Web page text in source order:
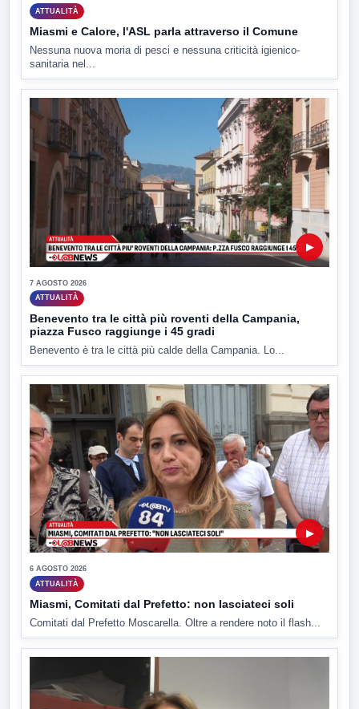
ATTUALITÀ
Miasmi e Calore, l'ASL parla attraverso il Comune
Nessuna nuova moria di pesci e nessuna criticità igienico-
sanitaria nel...
▶
7 AGOSTO 2026
ATTUALITÀ
Benevento tra le città più roventi della Campania,
piazza Fusco raggiunge i 45 gradi
Benevento è tra le città più calde della Campania. Lo...
▶
6 AGOSTO 2026
ATTUALITÀ
Miasmi, Comitati dal Prefetto: non lasciateci soli
Comitati dal Prefetto Moscarella. Oltre a rendere noto il flash...